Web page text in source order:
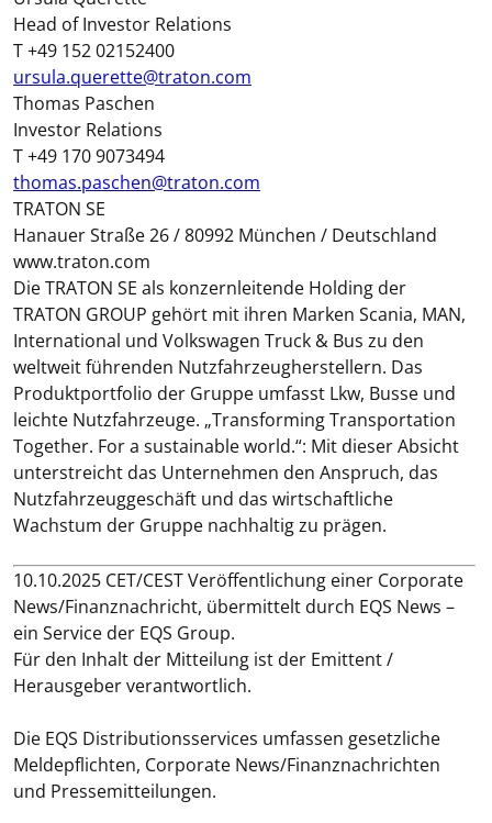
Head of Investor Relations
T +49 152 02152400
ursula.querette@traton.com
Thomas Paschen
Investor Relations
T +49 170 9073494
thomas.paschen@traton.com
TRATON SE
Hanauer Straße 26 / 80992 München / Deutschland
www.traton.com
Die TRATON SE als konzernleitende Holding der
TRATON GROUP gehört mit ihren Marken Scania, MAN,
International und Volkswagen Truck & Bus zu den
weltweit führenden Nutzfahrzeugherstellern. Das
Produktportfolio der Gruppe umfasst Lkw, Busse und
leichte Nutzfahrzeuge. „Transforming Transportation
Together. For a sustainable world.“: Mit dieser Absicht
unterstreicht das Unternehmen den Anspruch, das
Nutzfahrzeuggeschäft und das wirtschaftliche
Wachstum der Gruppe nachhaltig zu prägen.
10.10.2025 CET/CEST Veröffentlichung einer Corporate
News/Finanznachricht, übermittelt durch EQS News –
ein Service der EQS Group.
Für den Inhalt der Mitteilung ist der Emittent /
Herausgeber verantwortlich.
Die EQS Distributionsservices umfassen gesetzliche
Meldepflichten, Corporate News/Finanznachrichten
und Pressemitteilungen.